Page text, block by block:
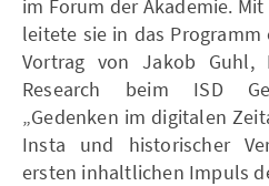
im Forum der Akademie.
leitete sie in das
Vortrag von Jakob Guhl,
Research beim ISD
„Gedenken im digitalen
Insta und historischer
ersten inhaltlichen Impuls